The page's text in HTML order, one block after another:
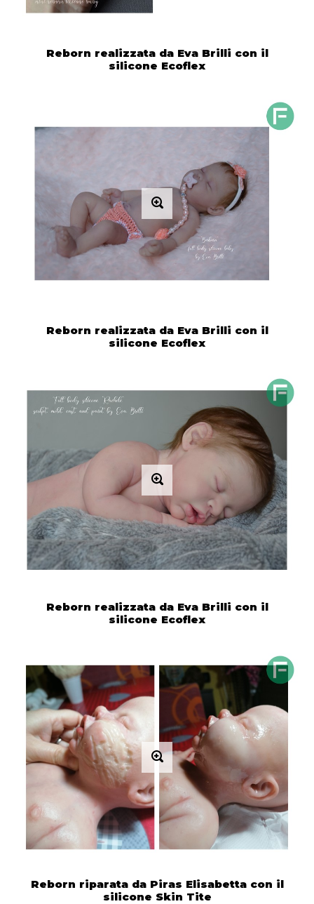
Reborn realizzata da Eva Brilli con il
silicone Ecoflex
Reborn realizzata da Eva Brilli con il
silicone Ecoflex
Reborn realizzata da Eva Brilli con il
silicone Ecoflex
Reborn riparata da Piras Elisabetta con il
silicone Skin Tite